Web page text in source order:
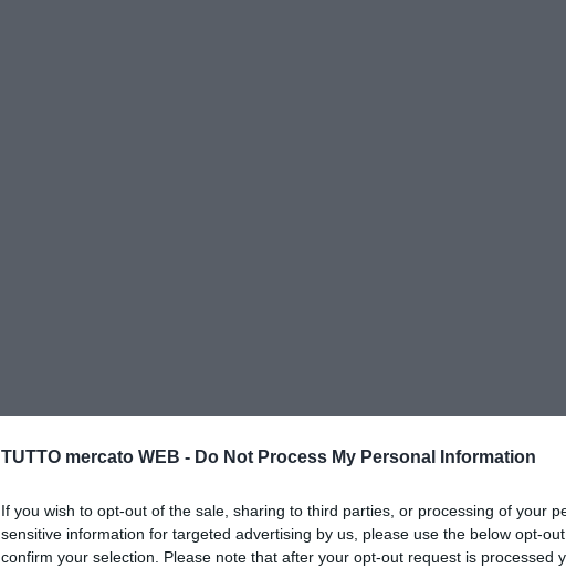
TUTTO mercato WEB - Do Not Process My Personal Information
If you wish to opt-out of the sale, sharing to third parties, or processing of your
sensitive information for targeted advertising by us, please use the below opt-
confirm your selection. Please note that after your opt-out request is processed